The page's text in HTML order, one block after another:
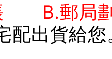
B.郵局劃
配出貨給